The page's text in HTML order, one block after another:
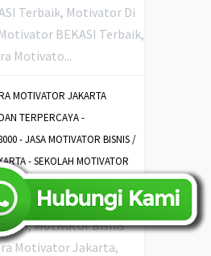
Terbaik, Motivator Di
BEKASI Terbaik,
Motivato...
MOTIVATOR JAKARTA
TERPERCAYA -
- JASA MOTIVATOR BISNIS /
- SEKOLAH MOTIVATOR
JAKARTA, Jakarta
Motivator Bisnis
Motivator Jakarta,